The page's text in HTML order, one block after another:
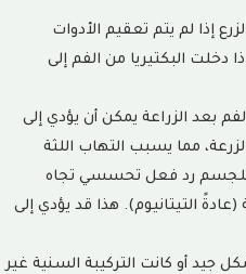
إذا لم يتم تعقيم الأدوات
دخلت البكتيريا من الفم إلى
بعد الزراعة يمكن أن يؤدي إلى
مما يسبب التهاب اللثة
للجسم رد فعل تحسسي تجاه
التيتانيوم). هذا قد يؤدي إلى
جيد أو كانت التركيبة السنية غير